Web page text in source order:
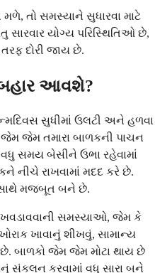
તો સમસ્યાને સુધારવા માટે
યોગ્ય પરિસ્થિતિઓ છે,
દોરી જાય છે.
આવશે?
સુધીમાં ઉલટી અને હળવા
જેમ તમારા બાળકની પાચન
સમય બેસીને ઉભા રહેવામાં
નીચે રાખવામાં મદદ કરે છે.
સાથે મજબૂત બને છે.
સમસ્યાઓ, જેમ કે
ખાવાનું શીખવું, સામાન્ય
બાળકો જેમ જેમ મોટા થાય છે
કરવામાં વધુ સારા બને